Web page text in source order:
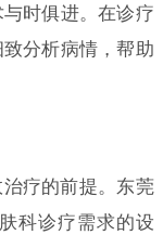
时俱进。在诊疗
分析病情，帮助
疗的前提。东莞
科诊疗需求的设